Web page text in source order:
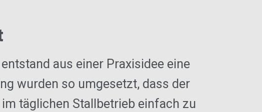
aus einer Praxisidee eine
wurden so umgesetzt, dass der
täglichen Stallbetrieb einfach zu